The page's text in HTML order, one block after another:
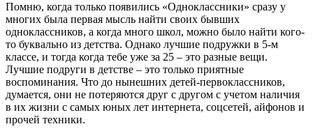
Помню, когда только появились «Одноклассники» сразу у
многих была первая мысль найти своих бывших
одноклассников, а когда много школ, можно было найти кого-
то буквально из детства. Однако лучшие подружки в 5-м
классе, и тогда когда тебе уже за 25 – это разные вещи.
Лучшие подруги в детстве – это только приятные
воспоминания. Что до нынешних детей-первоклассников,
думается, они не потеряются друг с другом с учетом наличия
в их жизни с самых юных лет интернета, соцсетей, айфонов и
прочей техники.